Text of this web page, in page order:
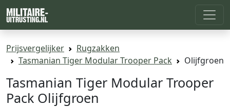
Prijsvergelijker
Rugzakken
Tasmanian Tiger Modular Trooper Pack
Olijfgroen
Tasmanian Tiger Modular Trooper
Pack Olijfgroen